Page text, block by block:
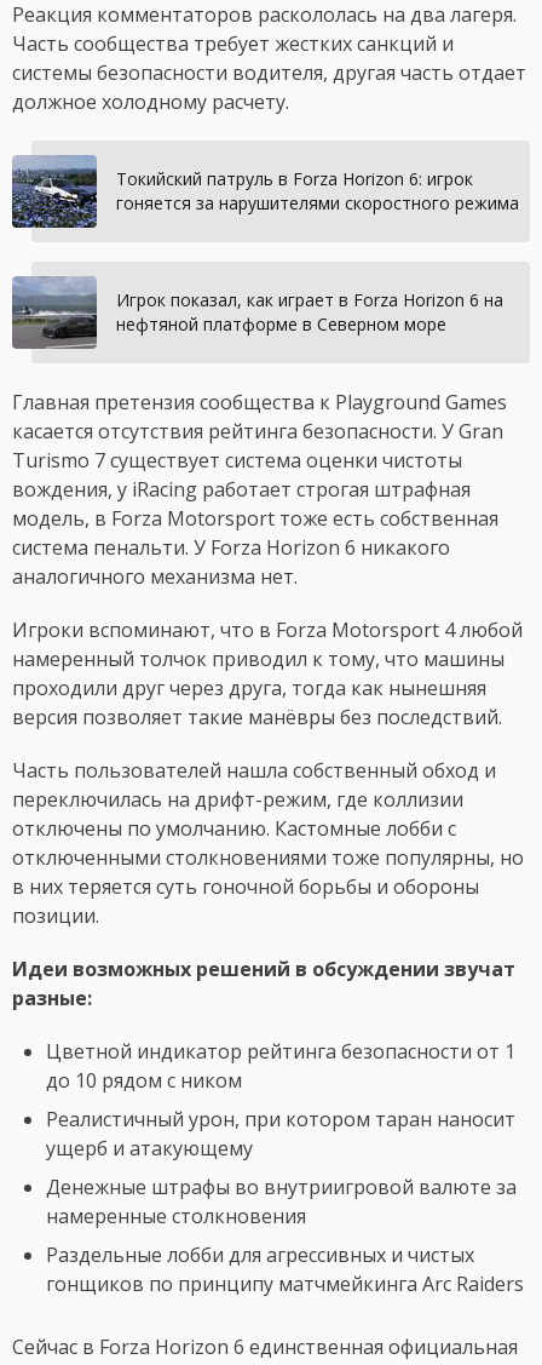
Реакция комментаторов раскололась на два лагеря.
Часть сообщества требует жестких санкций и
системы безопасности водителя, другая часть отдает
должное холодному расчету.
Токийский патруль в Forza Horizon 6: игрок
гоняется за нарушителями скоростного режима
Игрок показал, как играет в Forza Horizon 6 на
нефтяной платформе в Северном море
Главная претензия сообщества к Playground Games
касается отсутствия рейтинга безопасности. У Gran
Turismo 7 существует система оценки чистоты
вождения, у iRacing работает строгая штрафная
модель, в Forza Motorsport тоже есть собственная
система пенальти. У Forza Horizon 6 никакого
аналогичного механизма нет.
Игроки вспоминают, что в Forza Motorsport 4 любой
намеренный толчок приводил к тому, что машины
проходили друг через друга, тогда как нынешняя
версия позволяет такие манёвры без последствий.
Часть пользователей нашла собственный обход и
переключилась на дрифт-режим, где коллизии
отключены по умолчанию. Кастомные лобби с
отключенными столкновениями тоже популярны, но
в них теряется суть гоночной борьбы и обороны
позиции.
Идеи возможных решений в обсуждении звучат
разные:
Цветной индикатор рейтинга безопасности от 1
до 10 рядом с ником
Реалистичный урон, при котором таран наносит
ущерб и атакующему
Денежные штрафы во внутриигровой валюте за
намеренные столкновения
Раздельные лобби для агрессивных и чистых
гонщиков по принципу матчмейкинга Arc Raiders
Сейчас в Forza Horizon 6 единственная официальная